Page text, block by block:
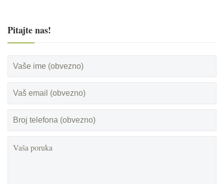
Pitajte nas!